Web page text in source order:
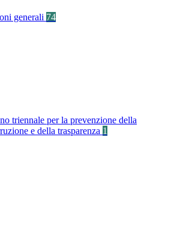
generali 74
triennale per la prevenzione della
e della trasparenza 1